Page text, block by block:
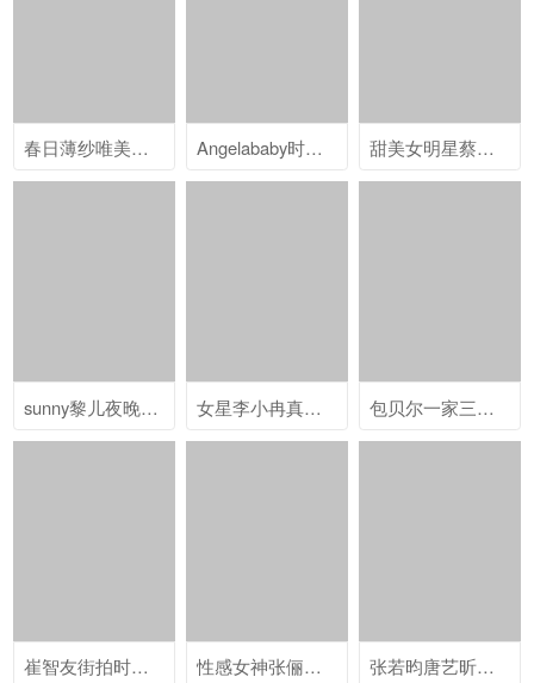
春日薄纱唯美女星张馨予清新之美 Angelababy时尚气质优雅图片 甜美女明星蔡文静写真图
sunny黎儿夜晚御姐风个性写真 女星李小冉真实甜美生活照 包贝尔一家三口古装喜服搞怪写真
崔智友街拍时尚美女图片（二） 性感女神张俪纽约街头时髦造型街拍秀大长腿 张若昀唐艺昕唯美浪漫婚礼图片